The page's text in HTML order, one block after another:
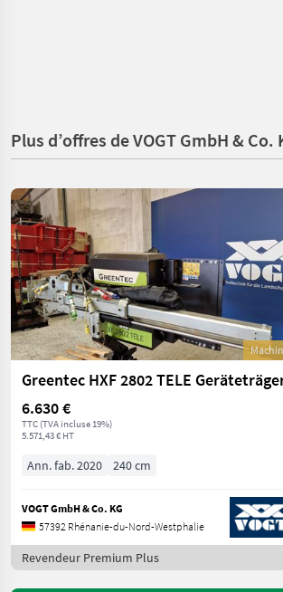
Plus d’offres de VOGT GmbH & Co.
6.630 €
TTC (TVA incluse 19%)
5.571,43 € HT
Ann. fab. 2020 240 cm
VOGT GmbH & Co. KG
57392 Rhénanie-du-Nord-Westphalie
Revendeur Premium Plus